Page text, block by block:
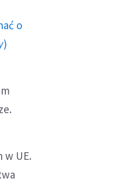
o
)
w UE.